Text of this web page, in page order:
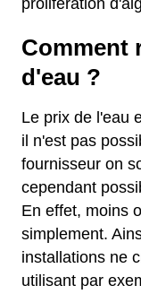
prolifération
Comment
d'eau ?
Le prix de l'eau
il n'est pas
fournisseur on
cependant
En effet, moins
simplement.
installations ne
utilisant par